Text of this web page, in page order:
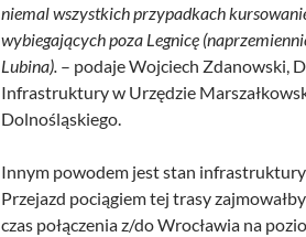
niemal wszystkich przypadkach
wybiegających poza Legnicę
Lubina). – podaje Wojciech Zdanowski,
Infrastruktury w Urzędzie
Dolnośląskiego.
Innym powodem jest stan
Przejazd pociągiem tej trasy
czas połączenia z/do Wrocławia na